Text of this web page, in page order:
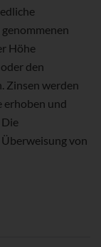
Höhe
den
Zinsen werden
erhoben und
von